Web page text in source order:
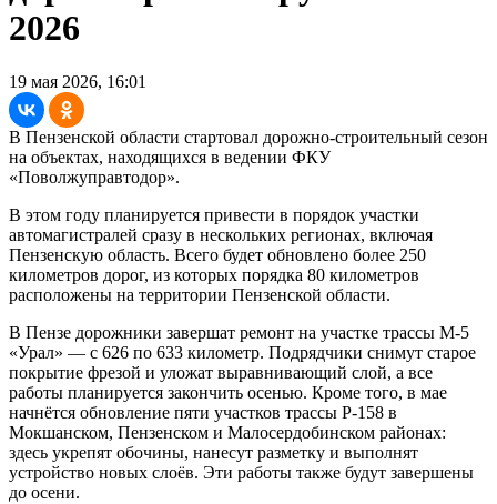
2026
19 мая 2026, 16:01
В Пензенской области стартовал дорожно-строительный сезон
на объектах, находящихся в ведении ФКУ
«Поволжуправтодор».
В этом году планируется привести в порядок участки
автомагистралей сразу в нескольких регионах, включая
Пензенскую область. Всего будет обновлено более 250
километров дорог, из которых порядка 80 километров
расположены на территории Пензенской области.
В Пензе дорожники завершат ремонт на участке трассы М-5
«Урал» — с 626 по 633 километр. Подрядчики снимут старое
покрытие фрезой и уложат выравнивающий слой, а все
работы планируется закончить осенью. Кроме того, в мае
начнётся обновление пяти участков трассы Р-158 в
Мокшанском, Пензенском и Малосердобинском районах:
здесь укрепят обочины, нанесут разметку и выполнят
устройство новых слоёв. Эти работы также будут завершены
до осени.